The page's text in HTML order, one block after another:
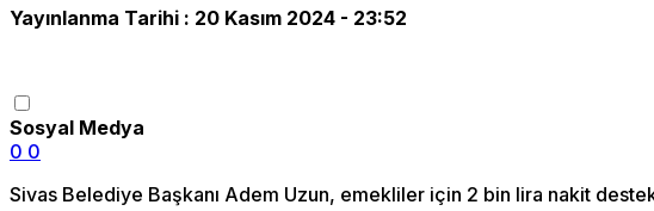
Yayınlanma Tarihi : 20 Kasım 2024 - 23:52
Sosyal Medya
0 0
Sivas Belediye Başkanı Adem Uzun, emekliler için 2 bin lira nakit